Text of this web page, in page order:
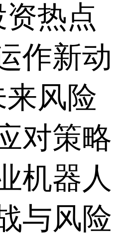
资热点
作新动
来风险
对策略
机器人
与风险